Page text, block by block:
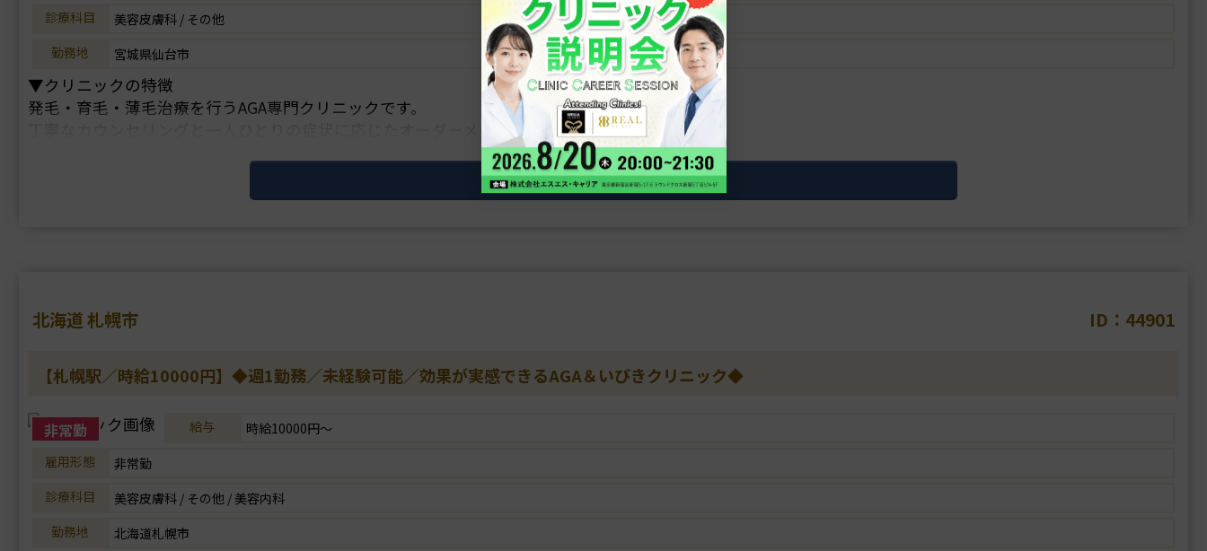
診療科目
美容皮膚科 / その他
勤務地
宮城県仙台市
▼クリニックの特徴
発毛・育毛・薄毛治療を行うAGA専門クリニックです。
丁寧なカウンセリングと一人ひとりの症状に応じたオーダーメイド治療にこだわっています。
LHDV頭皮注入、血圧測定、採血、皮下注射
▼待遇
交通費支給・・・
この求人の詳細を見る
北海道 札幌市 ID：44901
【札幌駅／時給10000円】◆週1勤務／未経験可能／効果が実感できるAGA＆いびきクリニック◆
非常勤 給与
時給10000円～
雇用形態
非常勤
診療科目
美容皮膚科 / その他 / 美容内科
勤務地
北海道札幌市